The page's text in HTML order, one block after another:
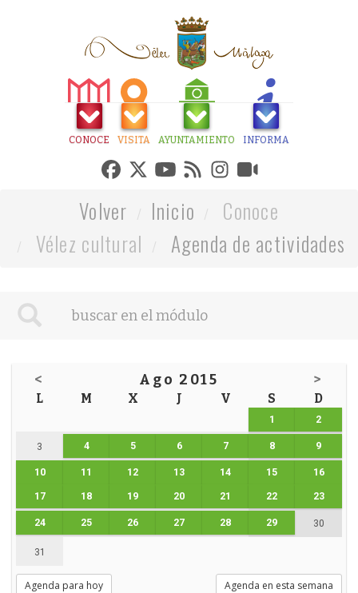
CONOCE VISITA AYUNTAMIENTO INFORMA
Volver Inicio
Conoce
Vélez cultural
Agenda de actividades
< Ago 2015 >
L M X J V S D
1 2
3 4 5 6 7 8 9
10 11 12 13 14 15 16
17 18 19 20 21 22 23
24 25 26 27 28 29 30
31
Agenda para hoy Agenda en esta semana